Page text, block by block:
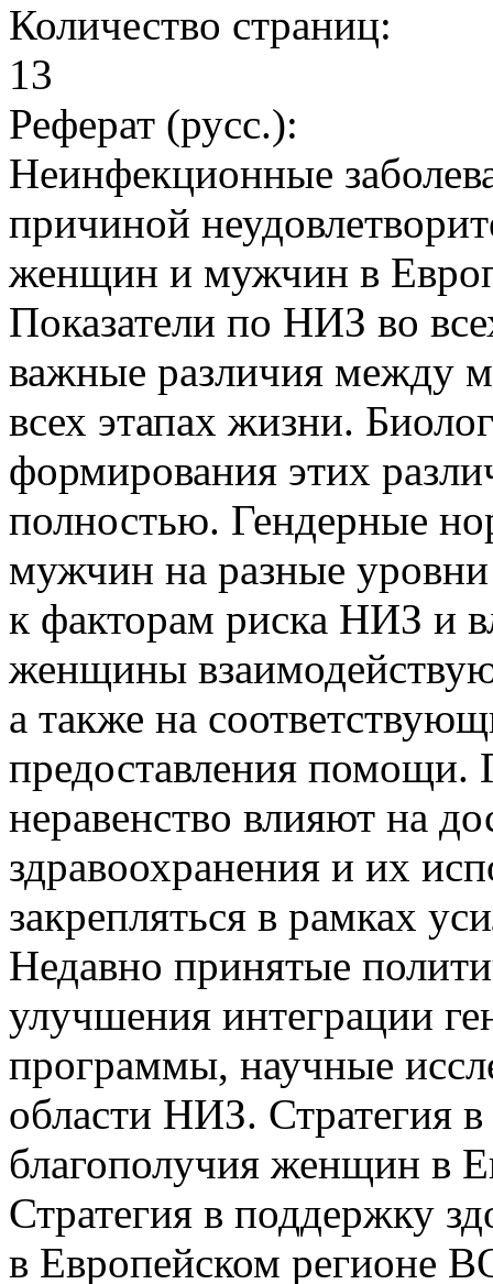
Количество страниц:
13
Реферат (русс.):
Неинфекционные
причиной
женщин и мужчин в
Показатели по НИЗ во
важные различия между
всех этапах жизни.
формирования этих
полностью. Гендерные
мужчин на разные
к факторам риска НИЗ и
женщины
а также на
предоставления помощи.
неравенство влияют на
здравоохранения и их
закрепляться в рамках
Недавно принятые
улучшения интеграции
программы, научные
области НИЗ. Стратегия
благополучия женщин в
Стратегия в поддержку
в Европейском регионе